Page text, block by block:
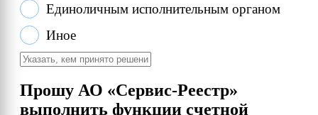
Единоличным исполнительным органом
Иное
Прошу АО «Сервис-Реестр»
выполнить функции счетной